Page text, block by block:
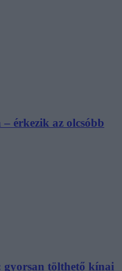
érkezik az olcsóbb
tölthető kínai